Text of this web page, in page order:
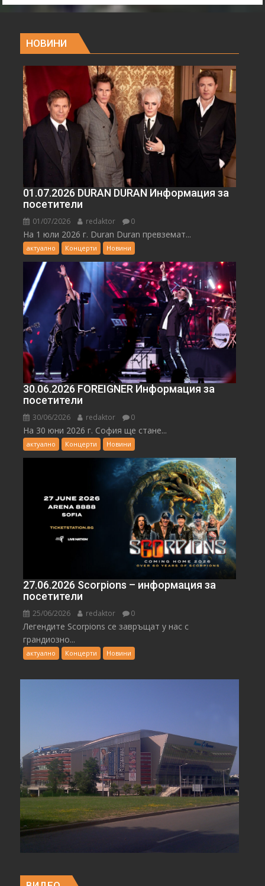
НОВИНИ
01.07.2026 DURAN DURAN Информация за
посетители
01/07/2026 redaktor 0
На 1 юли 2026 г. Duran Duran превземат...
актуално Концерти Новини
30.06.2026 FOREIGNER Информация за
посетители
30/06/2026 redaktor 0
На 30 юни 2026 г. София ще стане...
актуално Концерти Новини
27.06.2026 Scorpions – информация за
посетители
25/06/2026 redaktor 0
Легендите Scorpions се завръщат у нас с
грандиозно...
актуално Концерти Новини